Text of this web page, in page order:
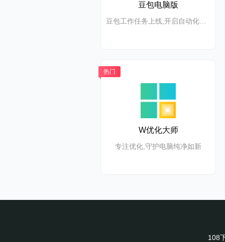
豆包电脑版
热门
W优化大师
专注优化,守护电脑纯净如新
108